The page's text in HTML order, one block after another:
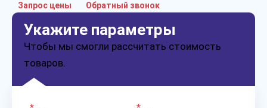
Запрос цены Обратный звонок
Укажите параметры
Чтобы мы смогли рассчитать стоимость
товаров.